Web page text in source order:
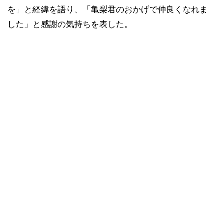
を」と経緯を語り、「亀梨君のおかげで仲良くなれま
した」と感謝の気持ちを表した。